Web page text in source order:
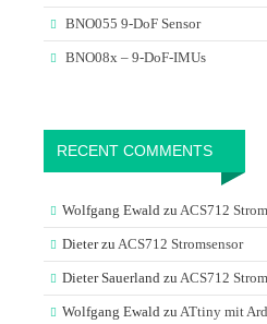
BNO055 9-DoF Sensor
BNO08x – 9-DoF-IMUs
RECENT COMMENTS
Wolfgang Ewald zu ACS712
Dieterzu ACS712 Stromsensor
Dieter Sauerland zu ACS712
Wolfgang Ewald zu ATtiny mit